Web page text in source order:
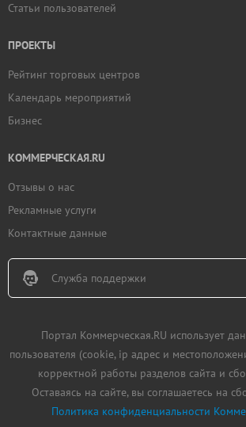
Статьи пользователей
ПРОЕКТЫ
Рейтинг торговых центров
Календарь мероприятий
Бизнес
КОММЕРЧЕСКАЯ.RU
Отзывы о нас
Рекламные услуги
Контактные данные
Служба поддержки
Портал Коммерческая.RU использует
пользователя (cookie, ip адрес и
корректной работы разделов сайта и
Оставаясь на сайте, вы соглашаетесь на
Политика конфиденциальности